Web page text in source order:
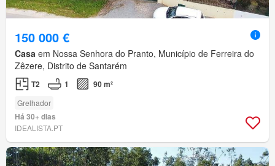
150 000 €
Casa em Nossa Senhora do Pranto, Município de Ferreira do
Zêzere, Distrito de Santarém
T2 1 90 m²
Grelhador
Há 30+ dias
IDEALISTA.PT